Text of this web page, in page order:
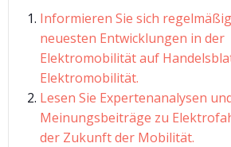
Informieren Sie sich
neuesten Entwicklungen in der
Elektromobilität auf
Elektromobilität.
Lesen Sie Expertenanalysen
Meinungsbeiträge zu
der Zukunft der Mobilität.